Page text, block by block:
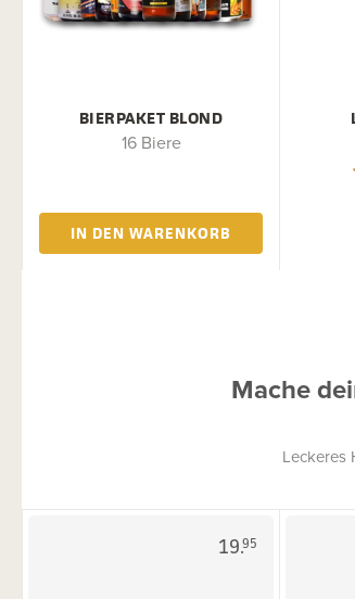
BIERPAKET BLOND
16 Biere
IN DEN WARENKORB
Mache
Leckeres
19.95